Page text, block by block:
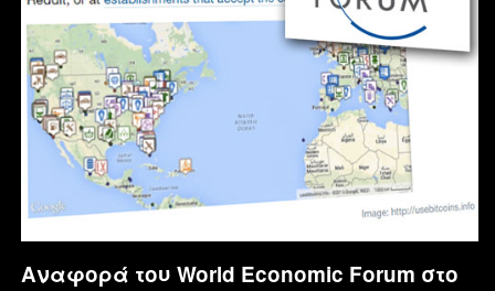
Αναφορά του World Economic Forum στο